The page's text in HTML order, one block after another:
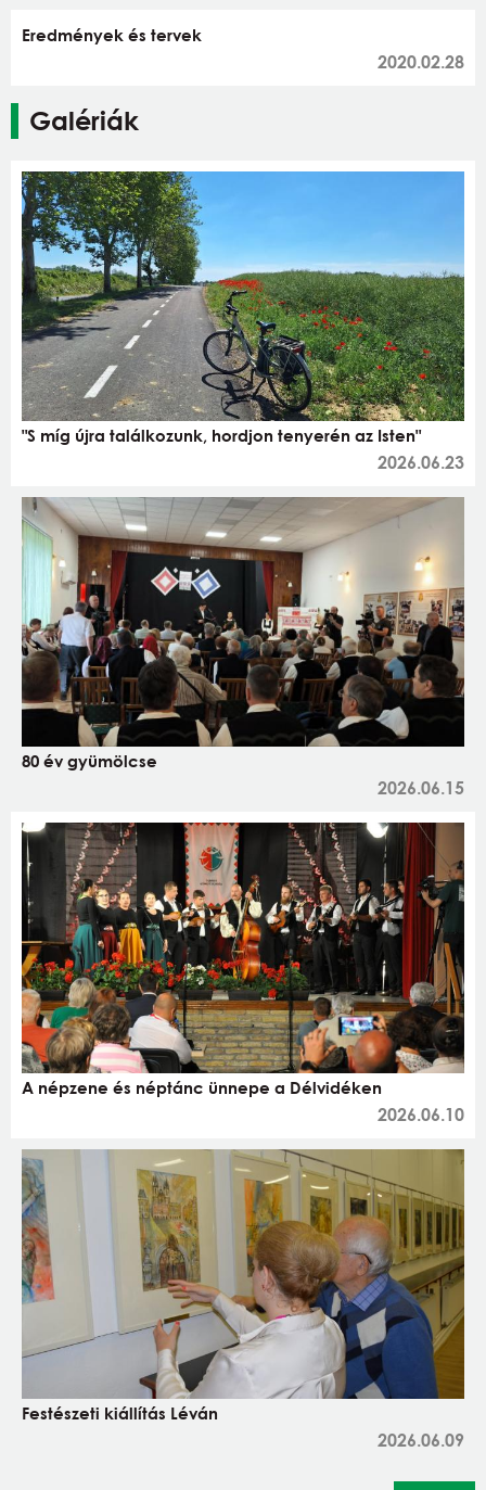
Eredmények és tervek
2020.02.28
Galériák
"S míg újra találkozunk, hordjon tenyerén az Isten"
2026.06.23
80 év gyümölcse
2026.06.15
A népzene és néptánc ünnepe a Délvidéken
2026.06.10
Festészeti kiállítás Léván
2026.06.09